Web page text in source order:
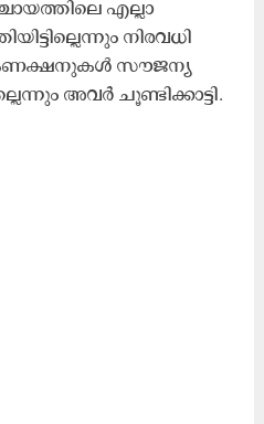
എല്ലാ
നിരവധി
കണക്ഷനുകൾ സൗജന്യ
അവർ ചൂണ്ടിക്കാട്ടി.